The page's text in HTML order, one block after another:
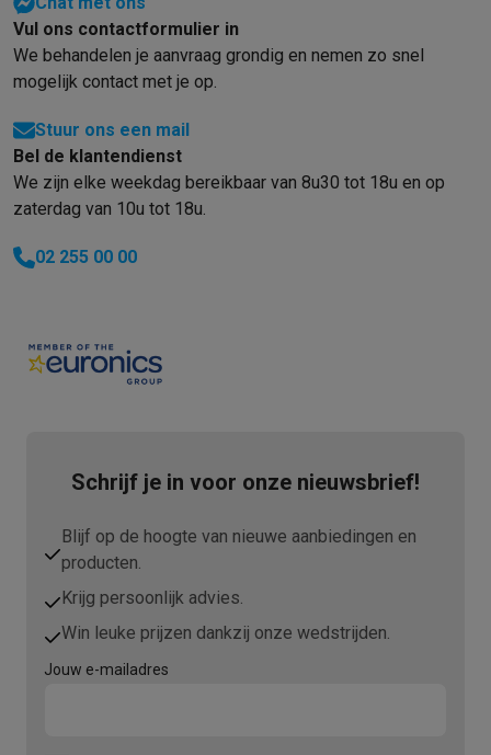
Vul ons contactformulier in
We behandelen je aanvraag grondig en nemen zo snel
mogelijk contact met je op.
Stuur ons een mail
Bel de klantendienst
We zijn elke weekdag bereikbaar van 8u30 tot 18u en op
zaterdag van 10u tot 18u.
02 255 00 00
Schrijf je in voor onze nieuwsbrief!
Blijf op de hoogte van nieuwe aanbiedingen en
producten.
Krijg persoonlijk advies.
Win leuke prijzen dankzij onze wedstrijden.
Jouw e-mailadres